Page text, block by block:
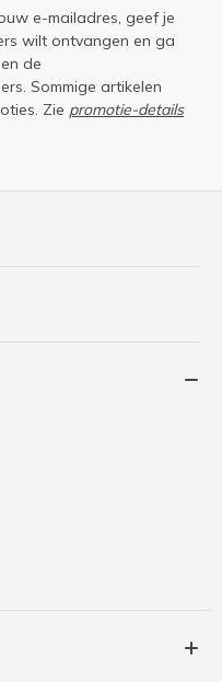
e-mailadres, geef je
wilt ontvangen en ga
en de
Sommige artikelen
Zie promotie-details